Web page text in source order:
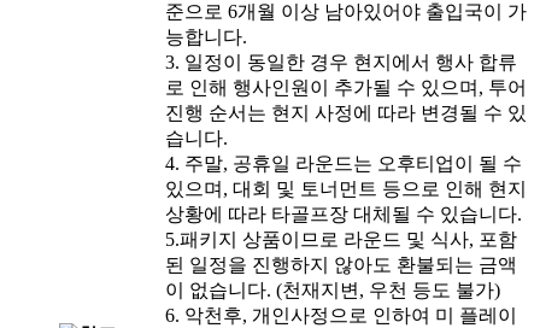
준으로 6개월 이상 남아있어야 출입국이 가
능합니다.
3. 일정이 동일한 경우 현지에서 행사 합류
로 인해 행사인원이 추가될 수 있으며, 투어
진행 순서는 현지 사정에 따라 변경될 수 있
습니다.
4. 주말, 공휴일 라운드는 오후티업이 될 수
있으며, 대회 및 토너먼트 등으로 인해 현지
상황에 따라 타골프장 대체될 수 있습니다.
5.패키지 상품이므로 라운드 및 식사, 포함
된 일정을 진행하지 않아도 환불되는 금액
이 없습니다. (천재지변, 우천 등도 불가)
6. 악천후, 개인사정으로 인하여 미 플레이